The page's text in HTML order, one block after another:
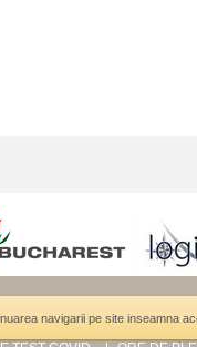
navigarii pe site inseamna
UTILE GDPR AIR